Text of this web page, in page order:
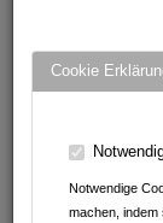
Cookie
Notwendige
machen, indem
Müller Reisen